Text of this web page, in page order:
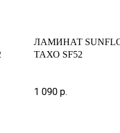
ЛАМИНАТ
ТАХО SF52
1 090 р.